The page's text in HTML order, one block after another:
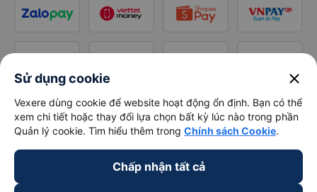
Sử dụng cookie close
Vexere dùng cookie để website hoạt động ổn định. Bạn có thể
xem chi tiết hoặc thay đổi lựa chọn bất kỳ lúc nào trong phần
Quản lý cookie. Tìm hiểu thêm trong Chính sách Cookie.
Chấp nhận tất cả